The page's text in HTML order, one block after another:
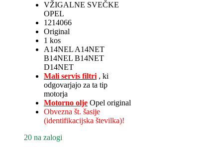
VŽIGALNE SVEČKE
OPEL
1214066
Original
1 kos
A14NEL A14NET
B14NEL B14NET
D14NET
Mali servis filtri , ki
odgovarjajo za ta tip
motorja
Motorno olje Opel original
Obvezna št. šasije
(identifikacijska številka)!
20 na zalogi